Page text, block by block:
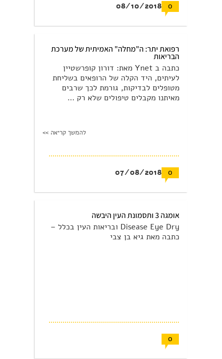
0
08/10/2018
רפואת יתר: ה"מחלה" האמיתית של מערכת
הבריאות
כתבה ב Ynet מאת: דורון קופרשטיין
לעיתים, היד הקלה של הרופאים בשליחת
מטופלים לבדיקות, גורמת לכך שרבים
מאיתנו מקבלים טיפולים שלא רק …
להמשך קריאה >>
0
07/08/2018
אומגה 3 ותסמונת העין היבשה
Disease Eye Dry ובריאות העין בכלל –
כתבה מאת גיא בן צבי
0